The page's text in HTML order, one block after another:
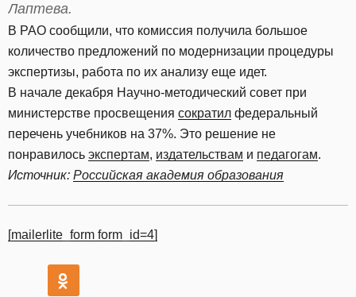
Лаптева.
В РАО сообщили, что комиссия получила большое
количество предложений по модернизации процедуры
экспертизы, работа по их анализу еще идет.
В начале декабря Научно-методический совет при
министерстве просвещения сократил федеральный
перечень учебников на 37%. Это решение не
понравилось экспертам, издательствам и педагогам.
Источник: Российская академия образования
[mailerlite_form form_id=4]